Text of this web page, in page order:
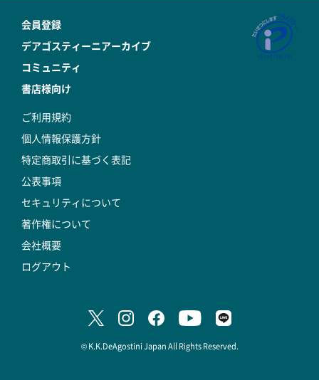
会員登録
デアゴスティーニアーカイブ
コミュニティ
書店様向け
ご利用規約
個人情報保護方針
特定商取引に基づく表記
公表事項
セキュリティについて
著作権について
会社概要
ログアウト
© K.K.DeAgostini Japan All Rights Reserved.